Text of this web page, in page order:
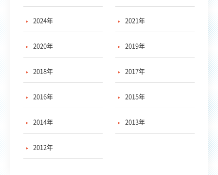
2024年 2021年
2020年 2019年
2018年 2017年
2016年 2015年
2014年 2013年
2012年